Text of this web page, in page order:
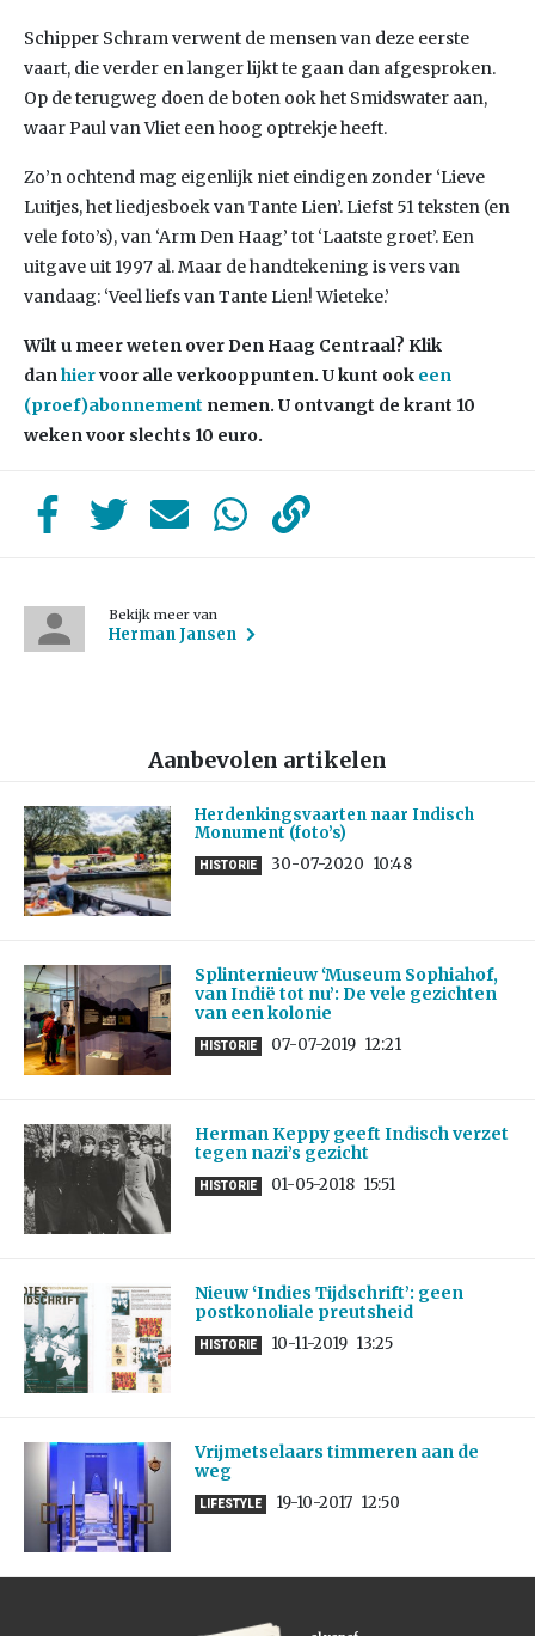
Schipper Schram verwent de mensen van deze eerste
vaart, die verder en langer lijkt te gaan dan afgesproken.
Op de terugweg doen de boten ook het Smidswater aan,
waar Paul van Vliet een hoog optrekje heeft.
Zo’n ochtend mag eigenlijk niet eindigen zonder ‘Lieve
Luitjes, het liedjesboek van Tante Lien’. Liefst 51 teksten (en
vele foto’s), van ‘Arm Den Haag’ tot ‘Laatste groet’. Een
uitgave uit 1997 al. Maar de handtekening is vers van
vandaag: ‘Veel liefs van Tante Lien! Wieteke.’
Wilt u meer weten over Den Haag Centraal? Klik
danhiervoor alle verkooppunten. U kunt ook een
(proef)abonnement nemen. U ontvangt de krant 10
weken voor slechts 10 euro.
Bekijk meer van
Herman Jansen
Aanbevolen artikelen
Herdenkingsvaarten naar Indisch
Monument (foto’s)
HISTORIE 30-07-2020 10:48
Splinternieuw ‘Museum Sophiahof,
van Indië tot nu’: De vele gezichten
van een kolonie
HISTORIE 07-07-2019 12:21
Herman Keppy geeft Indisch verzet
tegen nazi’s gezicht
HISTORIE 01-05-2018 15:51
Nieuw ‘Indies Tijdschrift’: geen
postkonoliale preutsheid
HISTORIE 10-11-2019 13:25
Vrijmetselaars timmeren aan de
weg
LIFESTYLE 19-10-2017 12:50